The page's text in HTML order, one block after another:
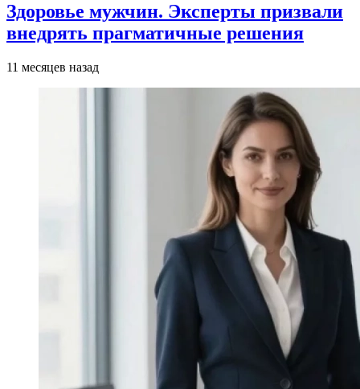
Здоровье мужчин. Эксперты призвали
внедрять прагматичные решения
11 месяцев назад